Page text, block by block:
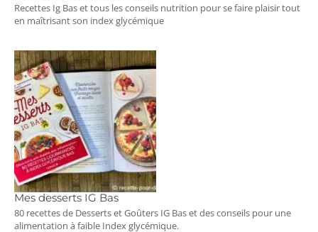
Recettes Ig Bas et tous les conseils nutrition pour se faire plaisir tout
en maîtrisant son index glycémique
Mes desserts IG Bas
80 recettes de Desserts et Goûters IG Bas et des conseils pour une
alimentation à faible Index glycémique.